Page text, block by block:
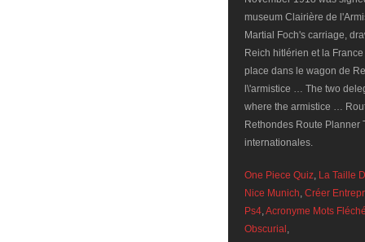
museum Clairière de
Martial Foch's carriage,
Reich hitlérien et la
place dans le wagon de
l\'armistice … The two
where the armistice …
Rethondes Route Planner
internationales.
One Piece Quiz, La Taille
Nice Munich, Créer
Ps4,Acronyme Mots
Obscurial ,